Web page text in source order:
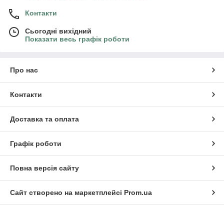
Контакти
Сьогодні вихідний
Показати весь графік роботи
Про нас
Контакти
Доставка та оплата
Графік роботи
Повна версія сайту
Сайт створено на маркетплейсі Prom.ua